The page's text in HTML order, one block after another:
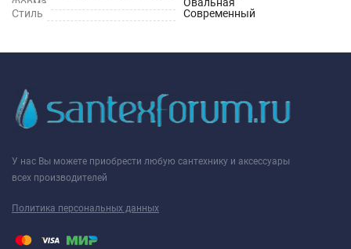
Форма
Овальная
Стиль
Современный
У нас Вы можете приобрести любую сантехнику и аксессуары
всех производителей
Политика персональных данных